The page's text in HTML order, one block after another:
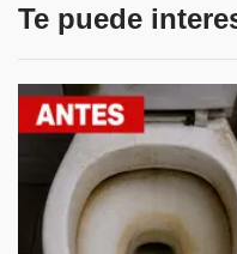
Te puede